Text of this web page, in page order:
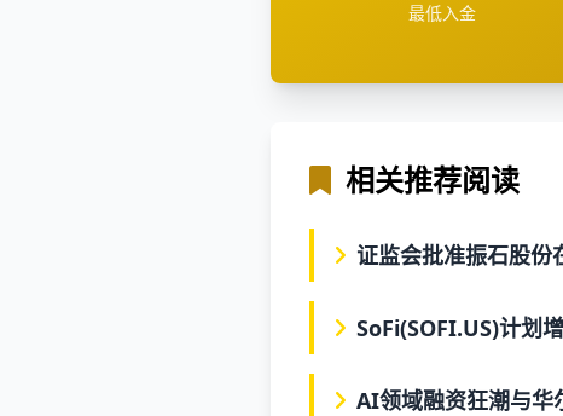
最低入金
相关推荐阅读
证监会批准振石股份
SoFi(SOFI.US)计划
AI领域融资狂潮与华